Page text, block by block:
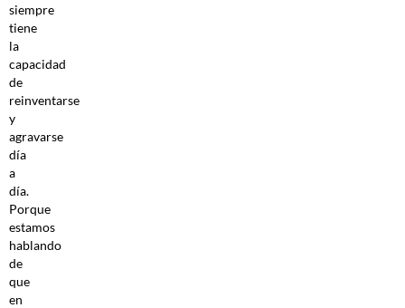
siempre
tiene
la
capacidad
de
reinventarse
y
agravarse
día
a
día.
Porque
estamos
hablando
de
que
en